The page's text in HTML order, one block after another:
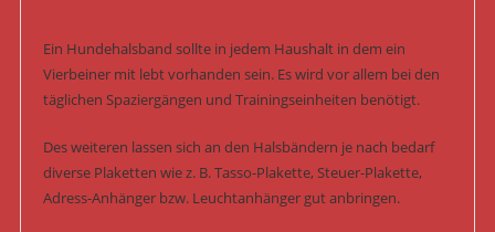
Ein Hundehalsband sollte in jedem Haushalt in dem ein
Vierbeiner mit lebt vorhanden sein. Es wird vor allem bei den
täglichen Spaziergängen und Trainingseinheiten benötigt.
Des weiteren lassen sich an den Halsbändern je nach bedarf
diverse Plaketten wie z. B. Tasso-Plakette, Steuer-Plakette,
Adress-Anhänger bzw. Leuchtanhänger gut anbringen.